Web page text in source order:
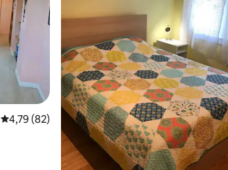
Évaluation moyenne sur la base de 82
4,79 (82)